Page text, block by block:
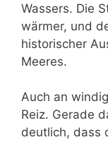
Wassers. Die
wärmer, und
historischer
Meeres.
Auch an
Reiz. Gerade
deutlich, dass